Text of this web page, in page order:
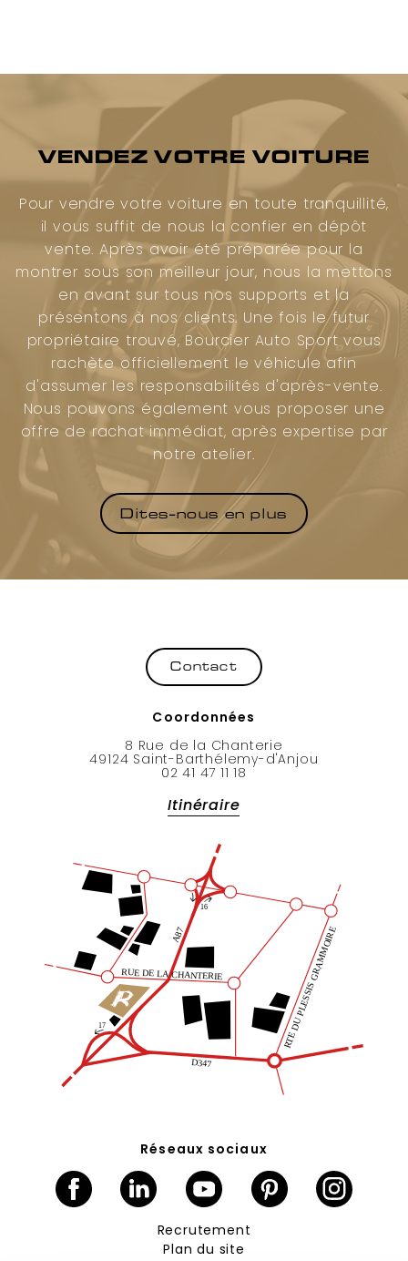
VENDEZ VOTRE VOITURE
Pour vendre votre voiture en toute tranquillité,
il vous suffit de nous la confier en dépôt
vente. Après avoir été préparée pour la
montrer sous son meilleur jour, nous la mettons
en avant sur tous nos supports et la
présentons à nos clients. Une fois le futur
propriétaire trouvé, Bourcier Auto Sport vous
rachète officiellement le véhicule afin
d'assumer les responsabilités d'après-vente.
Nous pouvons également vous proposer une
offre de rachat immédiat, après expertise par
notre atelier.
Dites-nous en plus
Coordonnées
8 Rue de la Chanterie
49124 Saint-Barthélemy-d'Anjou
02 41 47 11 18
Itinéraire
Réseaux sociaux
Facebook Linkedin Youtube Pinterest Instagram
Recrutement
Plan du site